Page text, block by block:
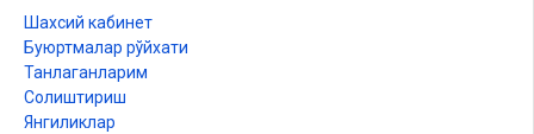
Шахсий кабинет
Буюртмалар рўйхати
Танлаганларим
Солиштириш
Янгиликлар